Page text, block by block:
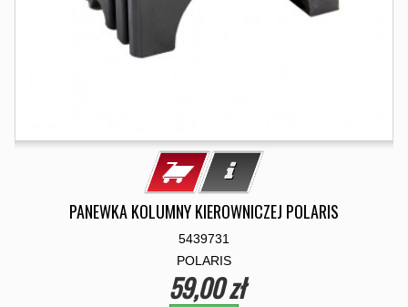
PANEWKA KOLUMNY KIEROWNICZEJ POLARIS
5439731
POLARIS
59,00 zł